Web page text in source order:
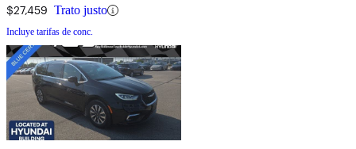
$27,459 Trato justo
Incluye tarifas de conc.